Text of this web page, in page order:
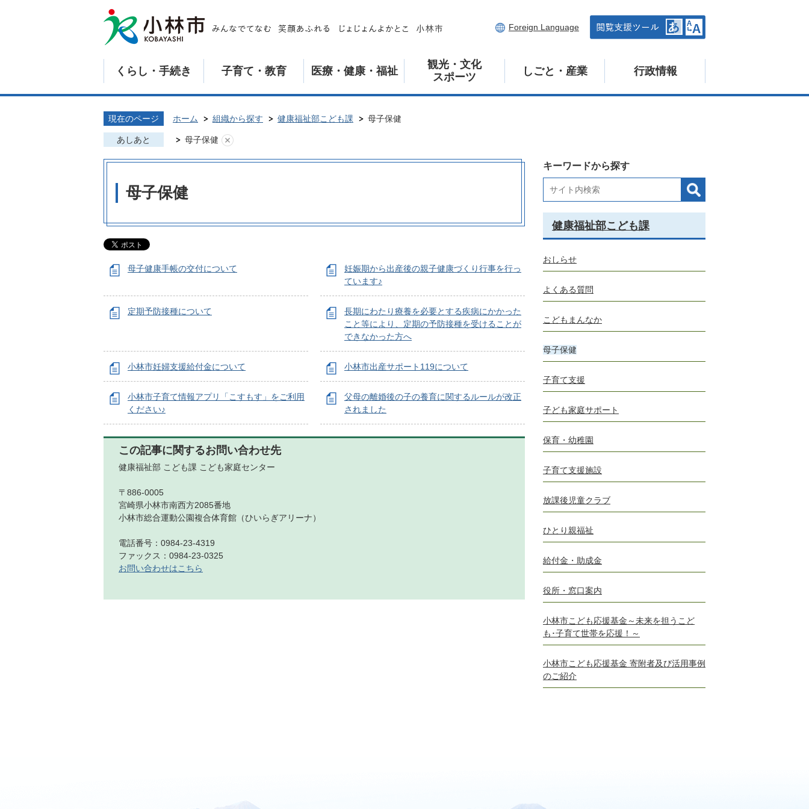
Foreign Language
くらし・手続き 子育て・教育 医療・健康・福祉
観光・文化
スポーツ
しごと・産業 行政情報
現在のページ ホーム 組織から探す 健康福祉部こども課 母子保健
あしあと 母子保健
母子保健
母子健康手帳の交付について
妊娠期から出産後の親子健康づくり行事を行っ
ています♪
定期予防接種について
長期にわたり療養を必要とする疾病にかかった
こと等により、定期の予防接種を受けることが
できなかった方へ
小林市妊婦支援給付金について 小林市出産サポート119について
小林市子育て情報アプリ「こすもす」をご利用
ください♪
父母の離婚後の子の養育に関するルールが改正
されました
この記事に関するお問い合わせ先
健康福祉部 こども課 こども家庭センター
〒886-0005
宮崎県小林市南西方2085番地
小林市総合運動公園複合体育館（ひいらぎアリーナ）
電話番号：0984-23-4319
ファックス：0984-23-0325
お問い合わせはこちら
キーワードから探す
健康福祉部こども課
おしらせ
よくある質問
こどもまんなか
母子保健
子育て支援
子ども家庭サポート
保育・幼稚園
子育て支援施設
放課後児童クラブ
ひとり親福祉
給付金・助成金
役所・窓口案内
小林市こども応援基金～未来を担うこど
も･子育て世帯を応援！～
小林市こども応援基金 寄附者及び活用事例
のご紹介